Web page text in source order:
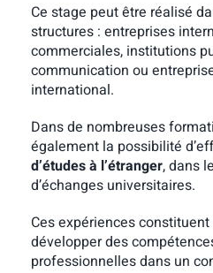
Ce stage peut être réalisé
structures : entreprises
commerciales, institutions
communication ou
international.
Dans de nombreuses
également la possibilité
d’études à l’étranger, dans
d’échanges universitaires.
Ces expériences
développer des
professionnelles dans un